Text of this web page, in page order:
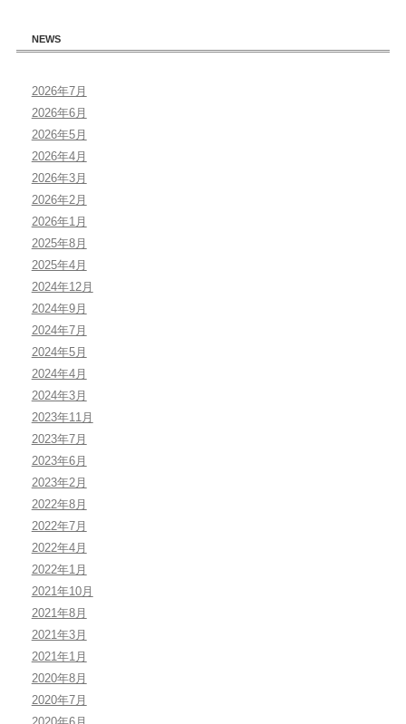
NEWS
2026年7月
2026年6月
2026年5月
2026年4月
2026年3月
2026年2月
2026年1月
2025年8月
2025年4月
2024年12月
2024年9月
2024年7月
2024年5月
2024年4月
2024年3月
2023年11月
2023年7月
2023年6月
2023年2月
2022年8月
2022年7月
2022年4月
2022年1月
2021年10月
2021年8月
2021年3月
2021年1月
2020年8月
2020年7月